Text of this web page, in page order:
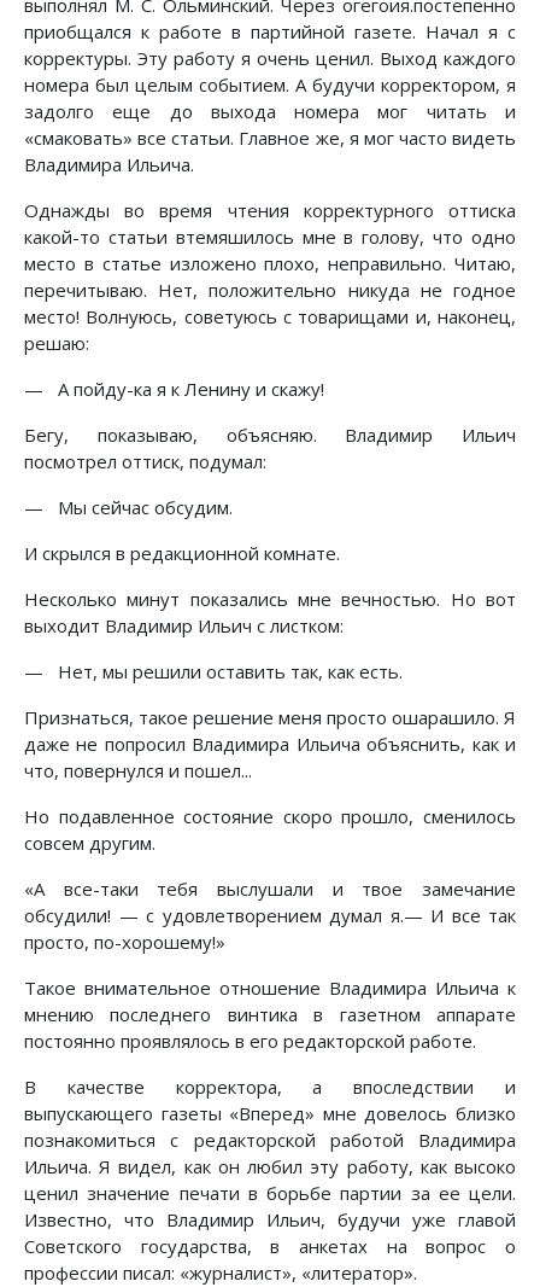
выполнял М. С. Ольминский. Через огегоия.постепенно
приобщался к работе в партийной газете. Начал я с
корректуры. Эту работу я очень ценил. Выход каждого
номера был целым событием. А будучи корректором, я
задолго еще до выхода номера мог читать и
«смаковать» все статьи. Главное же, я мог часто видеть
Владимира Ильича.
Однажды во время чтения корректурного оттиска
какой-то статьи втемяшилось мне в голову, что одно
место в статье изложено плохо, неправильно. Читаю,
перечитываю. Нет, положительно никуда не годное
место! Волнуюсь, советуюсь с товарищами и, наконец,
решаю:
— А пойду-ка я к Ленину и скажу!
Бегу, показываю, объясняю. Владимир Ильич
посмотрел оттиск, подумал:
— Мы сейчас обсудим.
И скрылся в редакционной комнате.
Несколько минут показались мне вечностью. Но вот
выходит Владимир Ильич с листком:
— Нет, мы решили оставить так, как есть.
Признаться, такое решение меня просто ошарашило. Я
даже не попросил Владимира Ильича объяснить, как и
что, повернулся и пошел...
Но подавленное состояние скоро прошло, сменилось
совсем другим.
«А все-таки тебя выслушали и твое замечание
обсудили! — с удовлетворением думал я.— И все так
просто, по-хорошему!»
Такое внимательное отношение Владимира Ильича к
мнению последнего винтика в газетном аппарате
постоянно проявлялось в его редакторской работе.
В качестве корректора, а впоследствии и
выпускающего газеты «Вперед» мне довелось близко
познакомиться с редакторской работой Владимира
Ильича. Я видел, как он любил эту работу, как высоко
ценил значение печати в борьбе партии за ее цели.
Известно, что Владимир Ильич, будучи уже главой
Советского государства, в анкетах на вопрос о
профессии писал: «журналист», «литератор».